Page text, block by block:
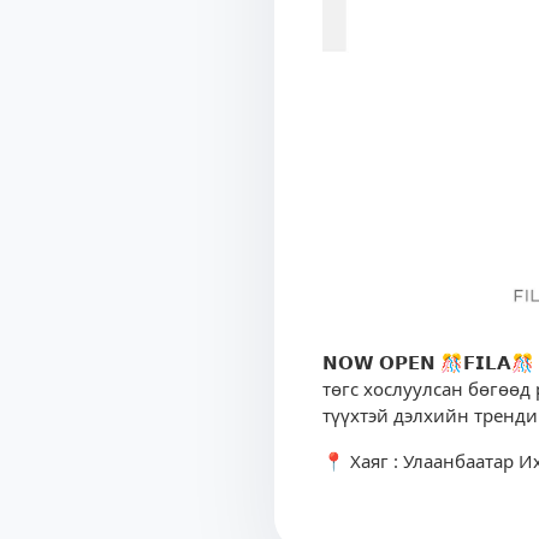
𝗡𝗢𝗪 𝗢𝗣𝗘𝗡 🎊𝗙𝗜𝗟𝗔🎊
төгс хослуулсан
түүхтэй дэлхийн
📍 Хаяг : Улаанбаатар